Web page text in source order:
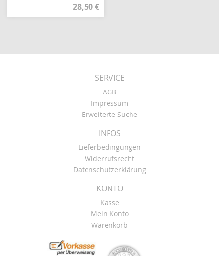
28,50 €
SERVICE
AGB
Impressum
Erweiterte Suche
INFOS
Lieferbedingungen
Widerrufsrecht
Datenschutzerklärung
KONTO
Kasse
Mein Konto
Warenkorb